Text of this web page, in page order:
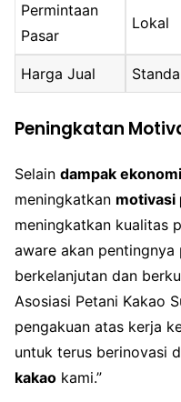
Permintaan
Pasar
Lokal
Harga Jual
Peningkatan
Selain dampak ekonomi
meningkatkan motivasi
meningkatkan kualitas
aware akan
berkelanjutan dan
Asosiasi Petani Kakao
pengakuan atas kerja
untuk terus berinovasi
kakao kami.”